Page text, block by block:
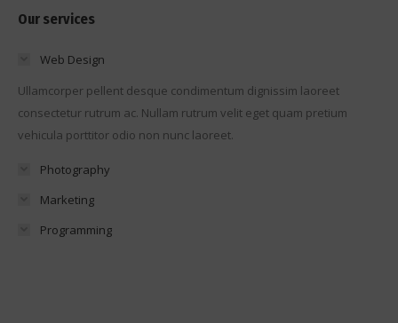
Our services
Web Design
Ullamcorper pellent desque condimentum dignissim laoreet
consectetur rutrum ac. Nullam rutrum velit eget quam pretium
vehicula porttitor odio non nunc laoreet.
Photography
Marketing
Programming